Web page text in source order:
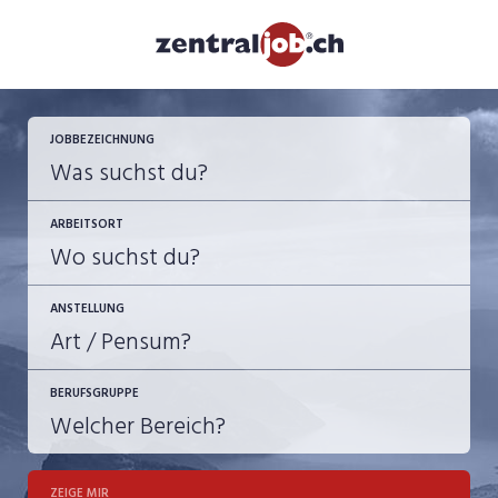
JOBBEZEICHNUNG
ARBEITSORT
ANSTELLUNG
JOB-TYP
Festanstellung
BERUFSGRUPPE
ZEIGE MIR